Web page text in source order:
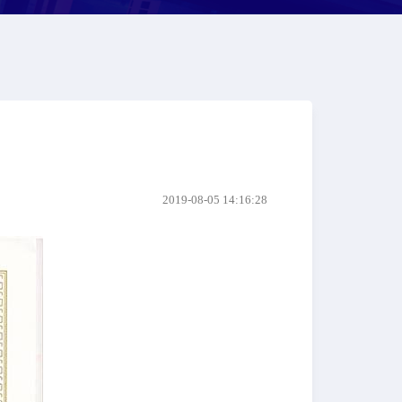
2019-08-05 14:16:28